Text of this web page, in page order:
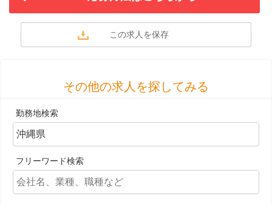
その他の求人を探してみる
勤務地検索
フリーワード検索